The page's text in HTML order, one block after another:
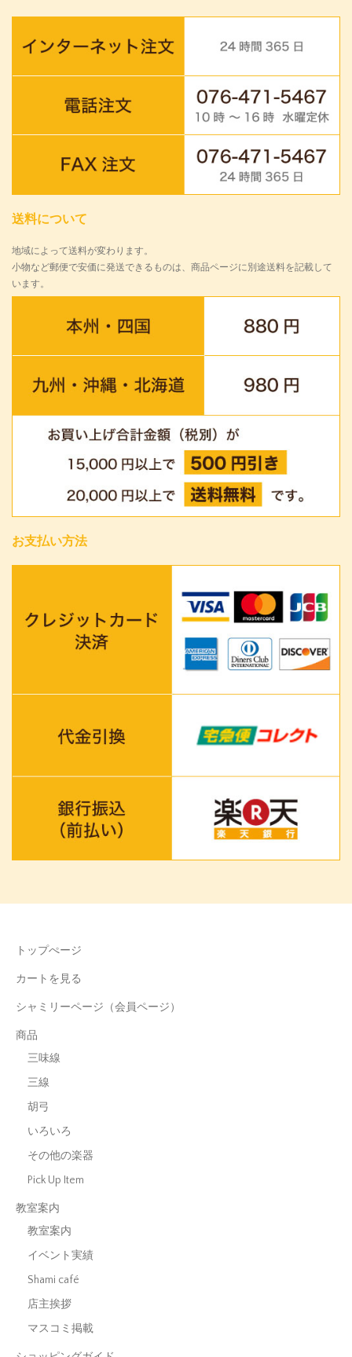
送料について
地域によって送料が変わります。
小物など郵便で安価に発送できるものは、商品ページに別途送料を記載して
います。
お支払い方法
トップぺージ
カートを見る
シャミリーページ（会員ページ）
商品
三味線
三線
胡弓
いろいろ
その他の楽器
Pick Up Item
教室案内
教室案内
イベント実績
Shami café
店主挨拶
マスコミ掲載